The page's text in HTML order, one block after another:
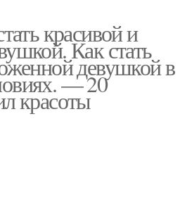
красивой и
Как стать
девушкой в
— 20
красоты